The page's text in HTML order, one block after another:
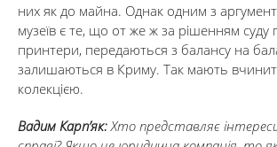
них як до майна. Однак одним з
музеїв є те, що от же ж за рішенням суду
принтери, передаються з балансу на
залишаються в Криму. Так мають
колекцією.
Вадим Карп’як: Хто представляє